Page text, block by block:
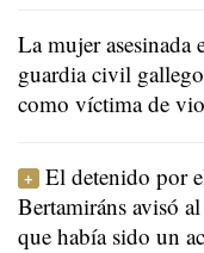
La mujer asesinada
guardia civil
como víctima de
El detenido por
Bertamiráns avisó
que había sido un